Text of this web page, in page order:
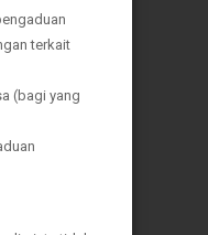
terkait
(bagi yang